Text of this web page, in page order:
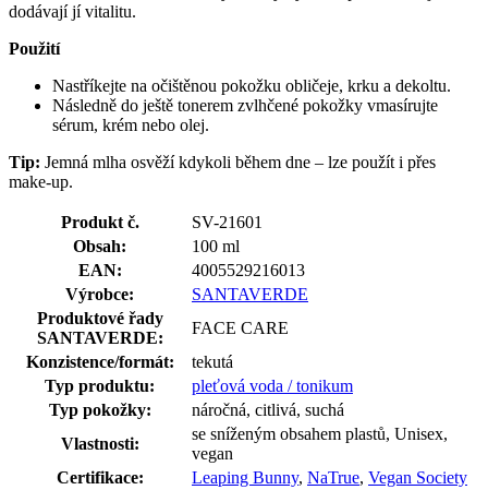
dodávají jí vitalitu.
Použití
Nastříkejte na očištěnou pokožku obličeje, krku a dekoltu.
Následně do ještě tonerem zvlhčené pokožky vmasírujte
sérum, krém nebo olej.
Tip: Jemná mlha osvěží kdykoli během dne – lze použít i přes
make-up.
Produkt č.
SV-21601
Obsah:
100 ml
EAN:
4005529216013
Výrobce:
SANTAVERDE
Produktové řady
SANTAVERDE:
FACE CARE
Konzistence/formát:
tekutá
Typ produktu:
pleťová voda / tonikum
Typ pokožky:
náročná, citlivá, suchá
Vlastnosti:
se sníženým obsahem plastů, Unisex,
vegan
Certifikace:
Leaping Bunny, NaTrue, Vegan Society